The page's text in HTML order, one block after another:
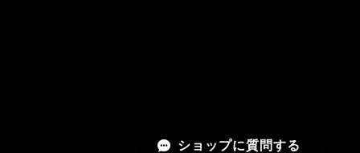
ショップに質問する